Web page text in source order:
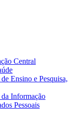
Central
Ensino e Pesquisa,
Informação
Pessoais